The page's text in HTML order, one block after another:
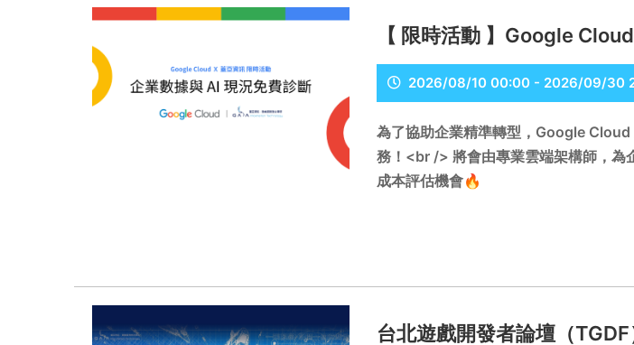
【 限時活動 】Google
2026/08/10 00:00 - 2026/09/30
為了協助企業精準轉型，Google
務！<br /> 將會由專業雲端架構師，為
成本評估機會🔥
台北遊戲開發者論壇（